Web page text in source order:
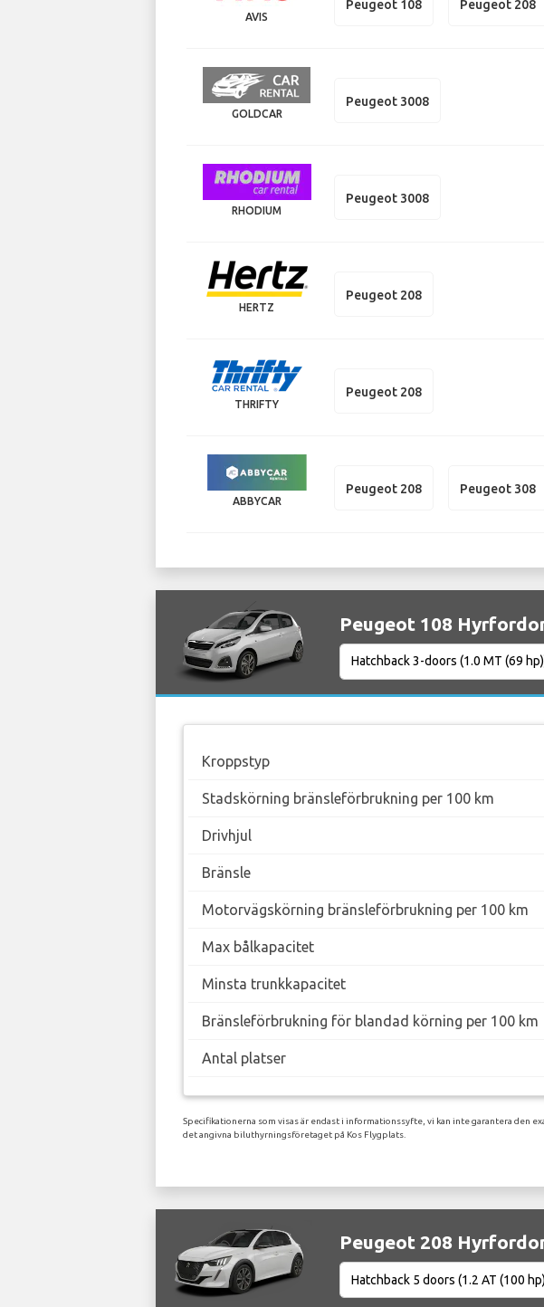
AVIS
Peugeot 108 Peugeot 208
GOLDCAR
Peugeot 3008
RHODIUM
Peugeot 3008
HERTZ
Peugeot 208
THRIFTY
Peugeot 208
ABBYCAR
Peugeot 208 Peugeot 308
Peugeot 108
Kroppstyp
Stadskörning bränsleförbrukning per 100 km
Drivhjul
Bränsle
Motorvägskörning bränsleförbrukning per 100 km
Max bålkapacitet
Minsta trunkkapacitet
Bränsleförbrukning för blandad körning per 100 km
Antal platser
Specifikationerna som visas är endast i informationssyfte, vi kan inte garantera den
det angivna biluthyrningsföretaget på Kos Flygplats.
Peugeot 208